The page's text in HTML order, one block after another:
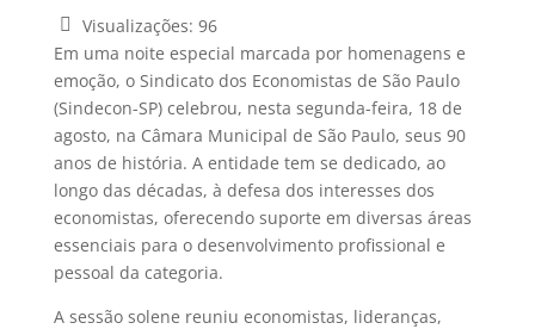
Visualizações: 96
Em uma noite especial marcada por homenagens e
emoção, o Sindicato dos Economistas de São Paulo
(Sindecon-SP) celebrou, nesta segunda-feira, 18 de
agosto, na Câmara Municipal de São Paulo, seus 90
anos de história. A entidade tem se dedicado, ao
longo das décadas, à defesa dos interesses dos
economistas, oferecendo suporte em diversas áreas
essenciais para o desenvolvimento profissional e
pessoal da categoria.
A sessão solene reuniu economistas, lideranças,